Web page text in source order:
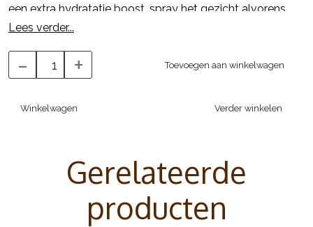
een extra hydratatie boost, spray het gezicht alvorens
gebruik met Multi-Active Toner. Meng met een booster
Lees verder...
- + Toevoegen aan winkelwagen
Winkelwagen Verder winkelen
Gerelateerde
producten